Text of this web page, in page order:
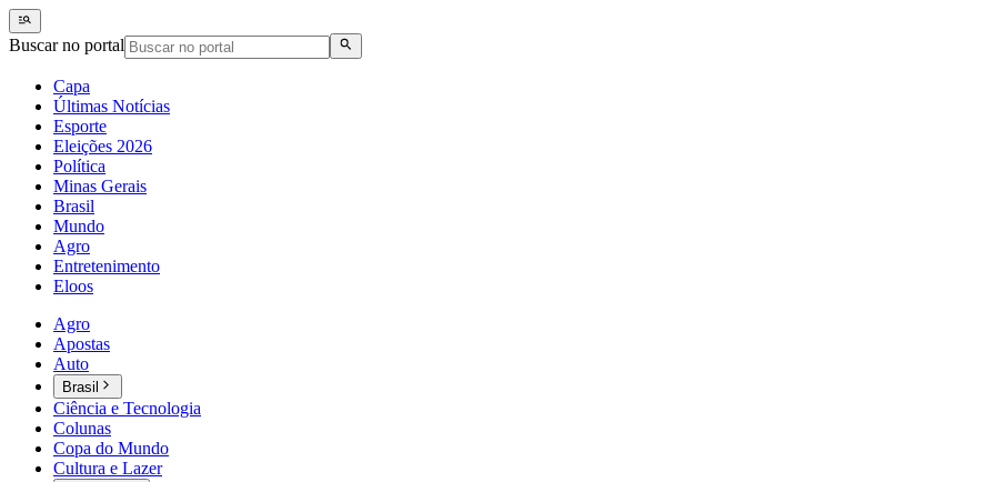
Buscar no portal
Capa
Últimas Notícias
Esporte
Eleições 2026
Política
Minas Gerais
Brasil
Mundo
Agro
Entretenimento
Eloos
Agro
Apostas
Auto
Brasil
Ciência e Tecnologia
Colunas
Copa do Mundo
Cultura e Lazer